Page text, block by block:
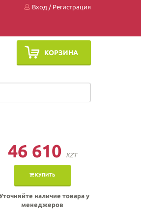
Вход / Регистрация
КОРЗИНА
46 610 KZT
КУПИТЬ
наличие товара у
менеджеров